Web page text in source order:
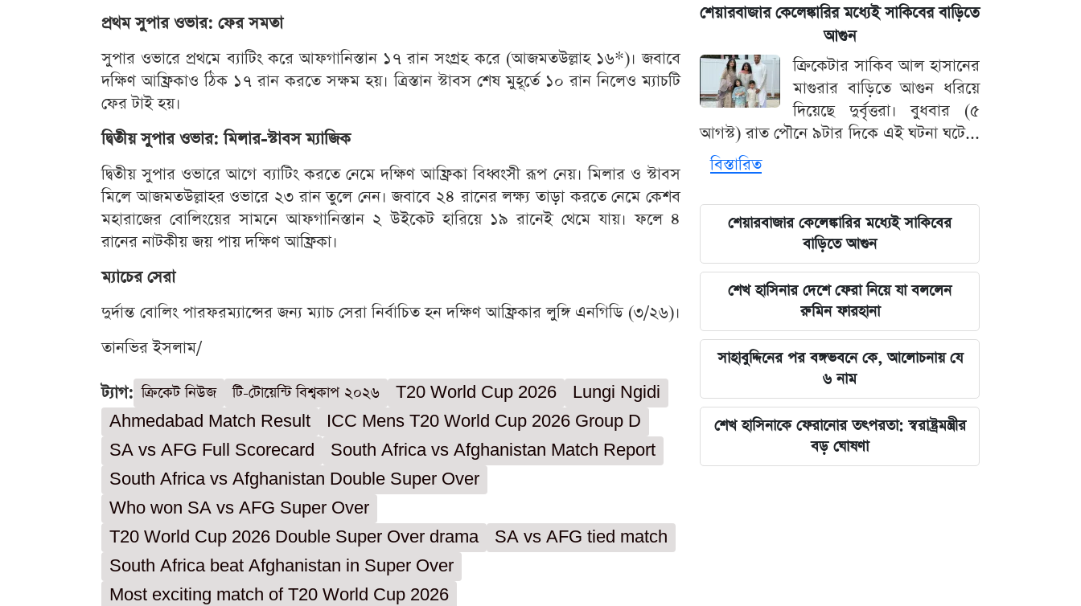
প্রথম সুপার ওভার: ফের সমতা
সুপার ওভারে প্রথমে ব্যাটিং করে আফগানিস্তান ১৭ রান সংগ্রহ করে (আজমতউল্লাহ ১৬*)। জবাবে
দক্ষিণ আফ্রিকাও ঠিক ১৭ রান করতে সক্ষম হয়। ত্রিস্তান স্টাবস শেষ মুহূর্তে ১০ রান নিলেও ম্যাচটি
ফের টাই হয়।
দ্বিতীয় সুপার ওভার: মিলার-স্টাবস ম্যাজিক
দ্বিতীয় সুপার ওভারে আগে ব্যাটিং করতে নেমে দক্ষিণ আফ্রিকা বিধ্বংসী রূপ নেয়। মিলার ও স্টাবস
মিলে আজমতউল্লাহর ওভারে ২৩ রান তুলে নেন। জবাবে ২৪ রানের লক্ষ্য তাড়া করতে নেমে কেশব
মহারাজের বোলিংয়ের সামনে আফগানিস্তান ২ উইকেট হারিয়ে ১৯ রানেই থেমে যায়। ফলে ৪
রানের নাটকীয় জয় পায় দক্ষিণ আফ্রিকা।
ম্যাচের সেরা
দুর্দান্ত বোলিং পারফরম্যান্সের জন্য ম্যাচ সেরা নির্বাচিত হন দক্ষিণ আফ্রিকার লুঙ্গি এনগিডি (৩/২৬)।
তানভির ইসলাম/
ট্যাগ: ক্রিকেট নিউজ টি-টোয়েন্টি বিশ্বকাপ ২০২৬ T20 World Cup 2026
Lungi Ngidi
Ahmedabad Match Result
ICC Mens T20 World Cup 2026 Group D
SA vs AFG Full Scorecard
South Africa vs Afghanistan Match Report
South Africa vs Afghanistan Double Super Over
Who won SA vs AFG Super Over
T20 World Cup 2026 Double Super Over drama
SA vs AFG tied match
South Africa beat Afghanistan in Super Over
Most exciting match of T20 World Cup 2026
শেয়ারবাজার কেলেঙ্কারির মধ্যেই সাকিবের বাড়িতে
আগুন
ক্রিকেটার সাকিব আল হাসানের
মাগুরার বাড়িতে আগুন ধরিয়ে
দিয়েছে দুর্বৃত্তরা। বুধবার (৫
আগস্ট) রাত পৌনে ৯টার দিকে এই ঘটনা ঘটে...
বিস্তারিত
শেয়ারবাজার কেলেঙ্কারির মধ্যেই সাকিবের
বাড়িতে আগুন
শেখ হাসিনার দেশে ফেরা নিয়ে যা বললেন
রুমিন ফারহানা
সাহাবুদ্দিনের পর বঙ্গভবনে কে, আলোচনায় যে
৬ নাম
শেখ হাসিনাকে ফেরানোর তৎপরতা: স্বরাষ্ট্রমন্ত্রীর
বড় ঘোষণা